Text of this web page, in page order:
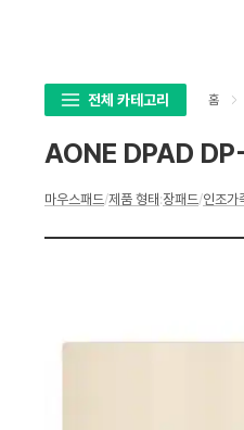
전체 카테고리 홈
AONE DPAD
상
마우스패드/제품 형태 :장패드/인조가